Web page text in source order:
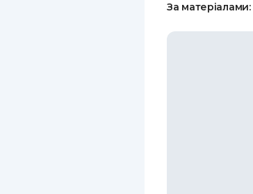
За матеріалами: